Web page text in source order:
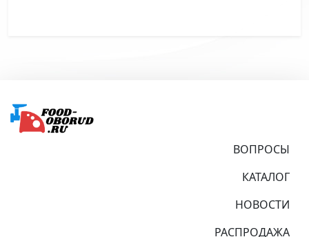
ВОПРОСЫ
КАТАЛОГ
НОВОСТИ
РАСПРОДАЖА